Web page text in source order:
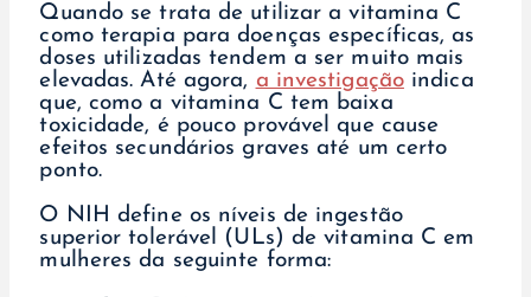
Quando se trata de utilizar a vitamina C
como terapia para doenças específicas, as
doses utilizadas tendem a ser muito mais
elevadas. Até agora, a investigaçãoindica
que, como a vitamina C tem baixa
toxicidade, é pouco provável que cause
efeitos secundários graves até um certo
ponto.
O NIH define os níveis de ingestão
superior tolerável (ULs) de vitamina C em
mulheres da seguinte forma: